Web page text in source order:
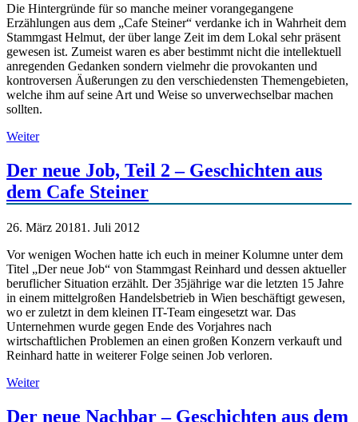
Die Hintergründe für so manche meiner vorangegangene
Erzählungen aus dem „Cafe Steiner“ verdanke ich in Wahrheit dem
Stammgast Helmut, der über lange Zeit im dem Lokal sehr präsent
gewesen ist. Zumeist waren es aber bestimmt nicht die intellektuell
anregenden Gedanken sondern vielmehr die provokanten und
kontroversen Äußerungen zu den verschiedensten Themengebieten,
welche ihm auf seine Art und Weise so unverwechselbar machen
sollten.
Weiter
Der neue Job, Teil 2 – Geschichten aus
dem Cafe Steiner
26. März 20181. Juli 2012
Vor wenigen Wochen hatte ich euch in meiner Kolumne unter dem
Titel „Der neue Job“ von Stammgast Reinhard und dessen aktueller
beruflicher Situation erzählt. Der 35jährige war die letzten 15 Jahre
in einem mittelgroßen Handelsbetrieb in Wien beschäftigt gewesen,
wo er zuletzt in dem kleinen IT-Team eingesetzt war. Das
Unternehmen wurde gegen Ende des Vorjahres nach
wirtschaftlichen Problemen an einen großen Konzern verkauft und
Reinhard hatte in weiterer Folge seinen Job verloren.
Weiter
Der neue Nachbar – Geschichten aus dem